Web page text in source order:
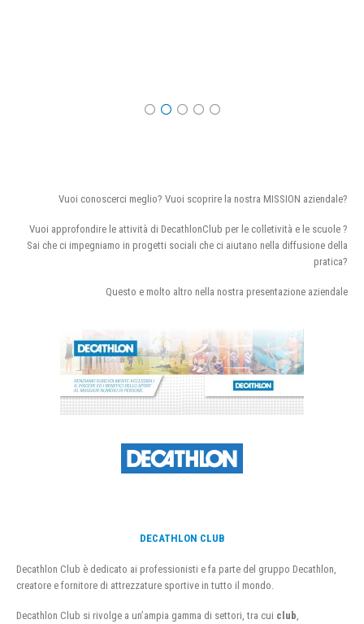
Vuoi conoscerci meglio? Vuoi scoprire la nostra MISSION aziendale?
Vuoi approfondire le attività di DecathlonClub per le colletività e le scuole ?
Sai che ci impegniamo in progetti sociali che ci aiutano nella diffusione della
pratica?
Questo e molto altro nella nostra presentazione aziendale
DECATHLON CLUB
Decathlon Club è dedicato ai professionisti e fa parte del gruppo Decathlon,
creatore e fornitore di attrezzature sportive in tutto il mondo.
Decathlon Club si rivolge a un’ampia gamma di settori, tra cui club